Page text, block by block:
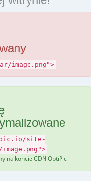
image.png">
site-
image.png">
na koncie CDN OptiPic